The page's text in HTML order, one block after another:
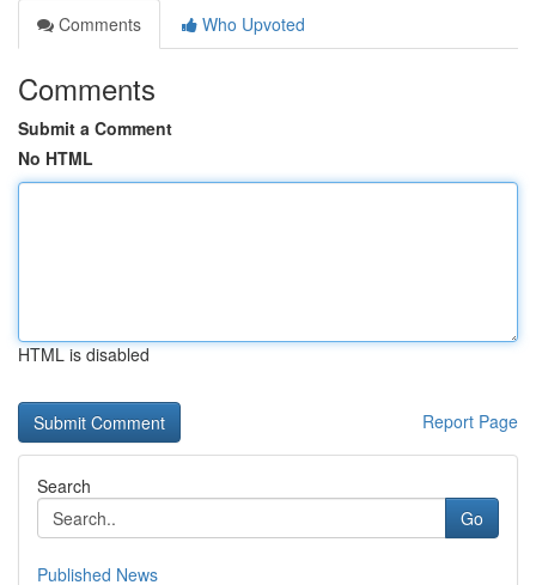
Comments
Who Upvoted
Comments
Submit a Comment
No HTML
HTML is disabled
Report Page
Search
Go
Published News